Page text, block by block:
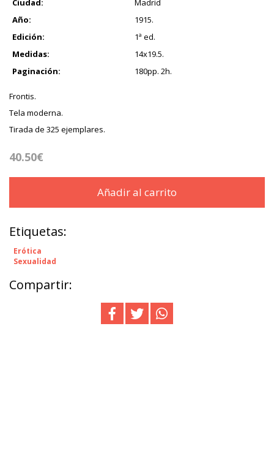
Ciudad:
Madrid
Año:
1915.
Edición:
1ª ed.
Medidas:
14x19.5.
Paginación:
180pp. 2h.
Frontis.
Tela moderna.
Tirada de 325 ejemplares.
40.50€
Añadir al carrito
Etiquetas:
Erótica
Sexualidad
Compartir: